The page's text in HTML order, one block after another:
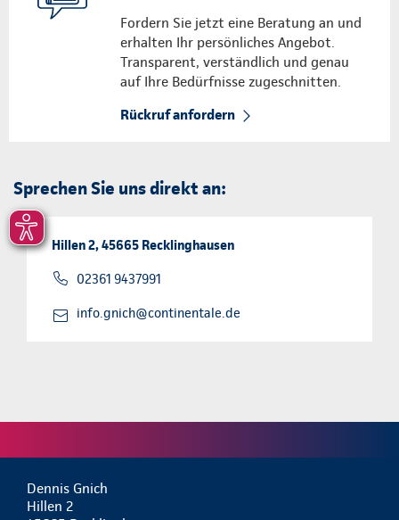
Fordern Sie jetzt eine Beratung an und
erhalten Ihr persönliches Angebot.
Transparent, verständlich und genau
auf Ihre Bedürfnisse zugeschnitten.
Rückruf anfordern
Sprechen Sie uns direkt an:
Hillen 2, 45665 Recklinghausen
02361 9437991
info.gnich@continentale.de
Dennis Gnich
Hillen 2